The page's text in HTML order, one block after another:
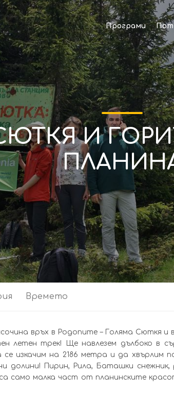
И
Времето
връх в Родопите – Голяма Сюткя и
летен трек! Ще навлезем дълбоко в
изкачим на 2186 метра и да хвърлим
долини! Пирин, Рила, Баташки снежник,
само малка част от планинските
Програми